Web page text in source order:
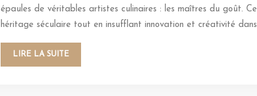
épaules de véritables artistes culinaires : les maîtres du goût.
héritage séculaire tout en insufflant innovation et créativité
LIRE LA SUITE